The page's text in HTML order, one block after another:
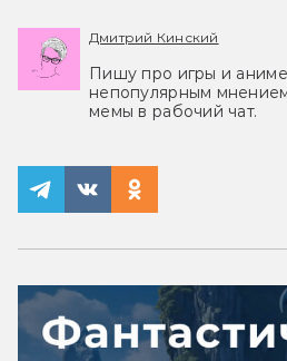
Дмитрий Кинский
Пишу про игры и
непопулярным
мемы в рабочий чат.